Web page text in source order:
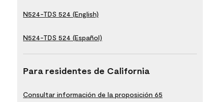
N524-TDS 524 (English)
N524-TDS 524 (Español)
Para residentes de California
Consultar información de la proposición 65